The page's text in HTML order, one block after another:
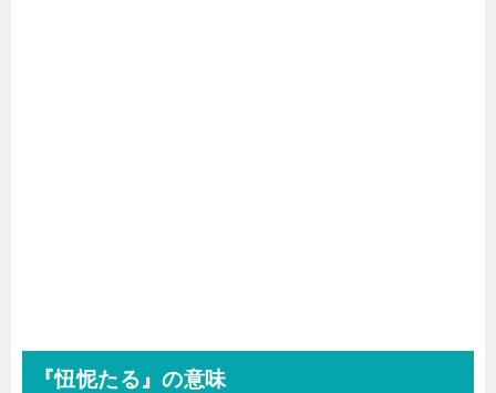
『忸怩たる』の意味